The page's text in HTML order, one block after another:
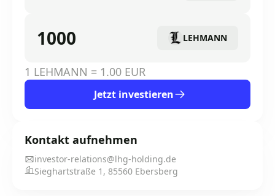
LEHMANN
1 LEHMANN = 1.00 EUR
Jetzt investieren
Kontakt aufnehmen
investor-relations@lhg-holding.de
Sieghartstraße 1, 85560 Ebersberg